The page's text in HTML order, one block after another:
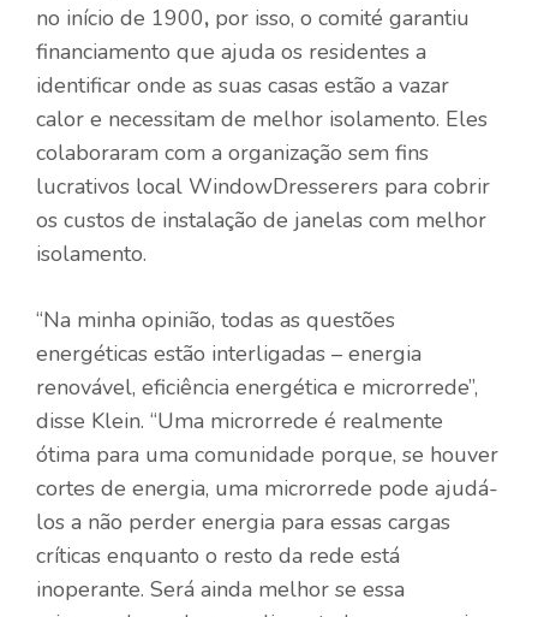
no início de 1900, por isso, o comité garantiu
financiamento que ajuda os residentes a
identificar onde as suas casas estão a vazar
calor e necessitam de melhor isolamento. Eles
colaboraram com a organização sem fins
lucrativos local WindowDresserers para cobrir
os custos de instalação de janelas com melhor
isolamento.
“Na minha opinião, todas as questões
energéticas estão interligadas – energia
renovável, eficiência energética e microrrede”,
disse Klein. “Uma microrrede é realmente
ótima para uma comunidade porque, se houver
cortes de energia, uma microrrede pode ajudá-
los a não perder energia para essas cargas
críticas enquanto o resto da rede está
inoperante. Será ainda melhor se essa